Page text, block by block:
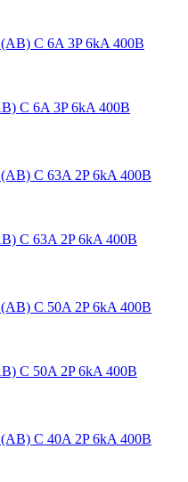
C 6A 3P 6kA 400В
C 63A 2P 6kA 400В
C 50A 2P 6kA 400В